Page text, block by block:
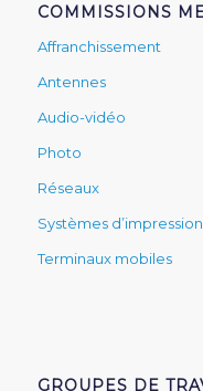
COMMISSIONS
Affranchissement
Antennes
Audio-vidéo
Photo
Réseaux
Systèmes d’impression
Terminaux mobiles
GROUPES DE